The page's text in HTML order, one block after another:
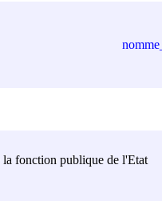
la fonction publique de l'Etat